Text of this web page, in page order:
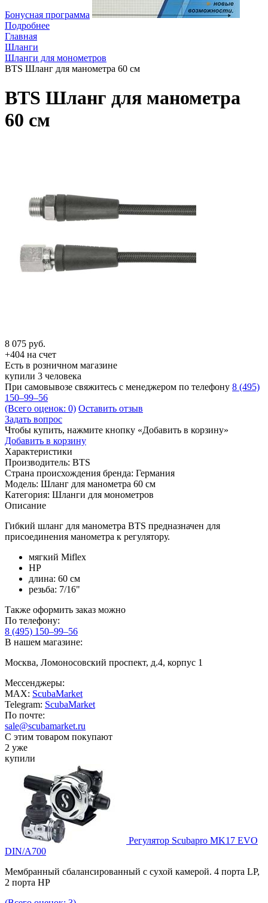
Бонусная программа
Подробнее
Главная
Шланги
Шланги для монометров
BTS Шланг для манометра 60 см
BTS Шланг для манометра
60 см
8 075 руб.
+404 на счет
Есть в розничном магазине
купили 3 человека
При самовывозе свяжитесь с менеджером по телефону 8 (495)
150–99–56
(Всего оценок: 0) Оставить отзыв
Задать вопрос
Чтобы купить, нажмите кнопку «Добавить в корзину»
Добавить в корзину
Характеристики
Производитель: BTS
Страна происхождения бренда: Германия
Модель: Шланг для манометра 60 см
Категория: Шланги для монометров
Описание
Гибкий шланг для манометра BTS предназначен для
присоединения манометра к регулятору.
мягкий Miflex
HP
длина: 60 см
резьба: 7/16"
Также оформить заказ можно
По телефону:
8 (495) 150–99–56
В нашем магазине:
Москва, Ломоносовский проспект, д.4, корпус 1
Мессенджеры:
MAX: ScubaMarket
Telegram: ScubaMarket
По почте:
sale@scubamarket.ru
С этим товаром покупают
2 уже
купили
Регулятор Scubapro MK17 EVO
DIN/A700
Мембранный сбалансированный с сухой камерой. 4 порта LP,
2 порта HP